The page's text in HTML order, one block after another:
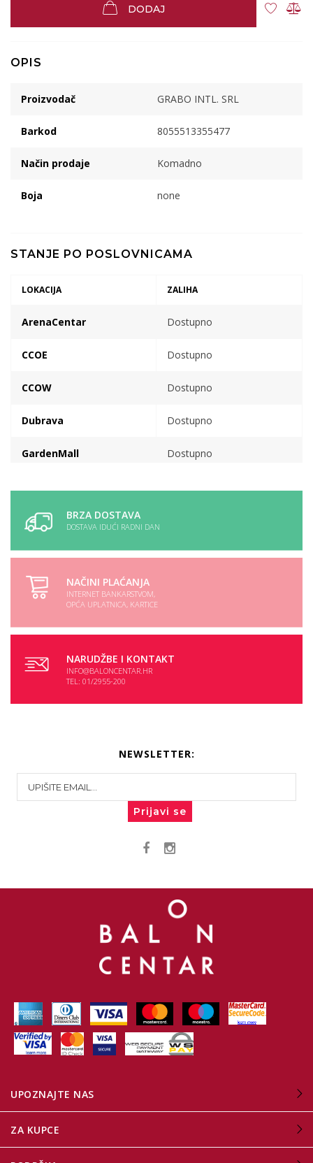
DODAJ
OPIS
Proizvodač GRABO INTL. SRL
Barkod 8055513355477
Način prodaje Komadno
Boja none
STANJE PO POSLOVNICAMA
LOKACIJA ZALIHA
ArenaCentar Dostupno
CCOE Dostupno
CCOW Dostupno
Dubrava Dostupno
GardenMall Dostupno
BRZA DOSTAVA
DOSTAVA IDUĆI RADNI DAN
NAČINI PLAĆANJA
INTERNET BANKARSTVOM,
OPĆA UPLATNICA, KARTICE
NARUDŽBE I KONTAKT
INFO@BALONCENTAR.HR
TEL: 01/2955-200
NEWSLETTER:
Prijavi se
UPOZNAJTE NAS
ZA KUPCE